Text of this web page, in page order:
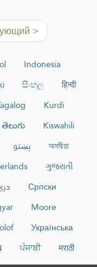
>
Indonesia
සිංහල
हिन्दी
Kurdî
తెలుగు
Kiswahili
پښتو
অসমীয়া
ગુજરાતી
Српски
Moore
Українська
ਪੰਜਾਬੀ मराठी